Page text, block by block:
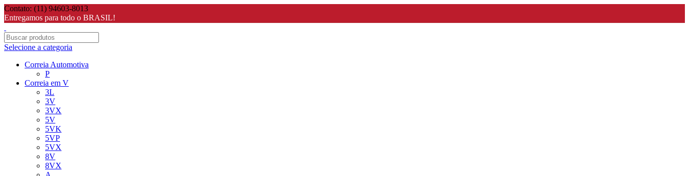
Contato: (11) 94603-8013
Entregamos para todo o BRASIL!
Selecione a categoria
Correia Automotiva
P
Correia em V
3L
3V
3VX
5V
5VK
5VP
5VX
8V
8VX